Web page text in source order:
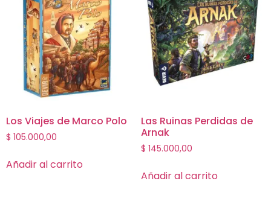
Los Viajes de Marco Polo
$ 105.000,00
Añadir al carrito
Las Ruinas Perdidas de
Arnak
$ 145.000,00
Añadir al carrito